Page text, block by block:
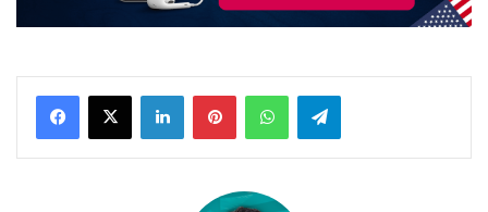
LinkedinPinterestWhatsAppTelegram